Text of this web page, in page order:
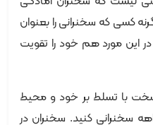
کسی که سخنرانی را بعنوان
این مورد هم خود را تقویت
سخت با تسلط بر خود و محیط
سخنرانی کنید. سخنران در